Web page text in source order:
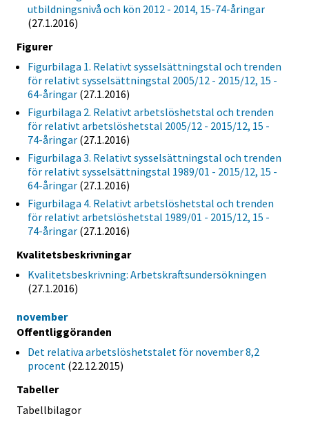
utbildningsnivå och kön 2012 - 2014, 15-74-åringar
(27.1.2016)
Figurer
Figurbilaga 1. Relativt sysselsättningstal och trenden
för relativt sysselsättningstal 2005/12 - 2015/12, 15 -
64-åringar (27.1.2016)
Figurbilaga 2. Relativt arbetslöshetstal och trenden
för relativt arbetslöshetstal 2005/12 - 2015/12, 15 -
74-åringar (27.1.2016)
Figurbilaga 3. Relativt sysselsättningstal och trenden
för relativt sysselsättningstal 1989/01 - 2015/12, 15 -
64-åringar (27.1.2016)
Figurbilaga 4. Relativt arbetslöshetstal och trenden
för relativt arbetslöshetstal 1989/01 - 2015/12, 15 -
74-åringar (27.1.2016)
Kvalitetsbeskrivningar
Kvalitetsbeskrivning: Arbetskraftsundersökningen
(27.1.2016)
november
Offentliggöranden
Det relativa arbetslöshetstalet för november 8,2
procent (22.12.2015)
Tabeller
Tabellbilagor